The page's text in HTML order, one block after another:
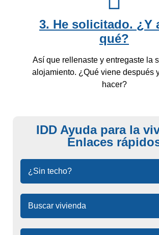
3. He solicitado. ¿Y
qué?
Así que rellenaste y entregaste la
alojamiento. ¿Qué viene después
hacer?
IDD Ayuda para la
Enlaces
Saltar
navegación
enlaces
¿Sin techo?
Buscar vivienda